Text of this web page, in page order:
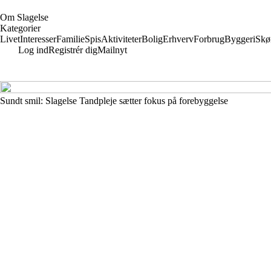
Om Slagelse
Kategorier
LivetInteresserFamilieSpisAktiviteterBoligErhvervForbrugByggeri
Log indRegistrér digMailnyt
Sundt smil: Slagelse Tandpleje sætter fokus på forebyggelse